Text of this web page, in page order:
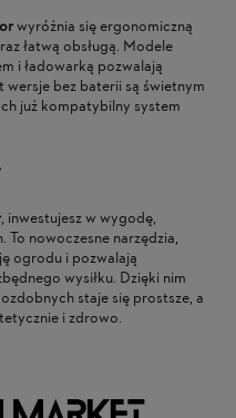
wyróżnia się ergonomiczną
łatwą obsługą. Modele
i ładowarką pozwalają
bez baterii są świetnym
już kompatybilny system
, inwestujesz w wygodę,
nowoczesne narzędzia,
ogrodu i pozwalają
wysiłku. Dzięki nim
staje się prostsze, a
i zdrowo.